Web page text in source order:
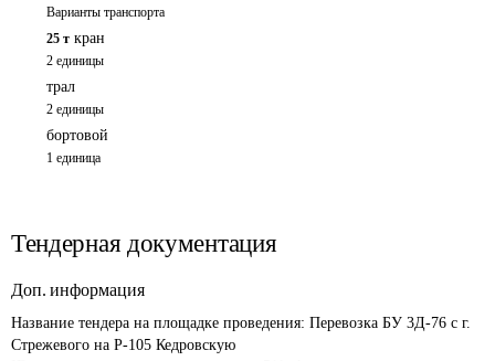
Варианты транспорта
25 т кран
2 единицы
трал
2 единицы
бортовой
1 единица
Тендерная документация
Доп. информация
Название тендера на площадке проведения: Перевозка БУ 3Д-76 с г.
Стрежевого на Р-105 Кедровскую